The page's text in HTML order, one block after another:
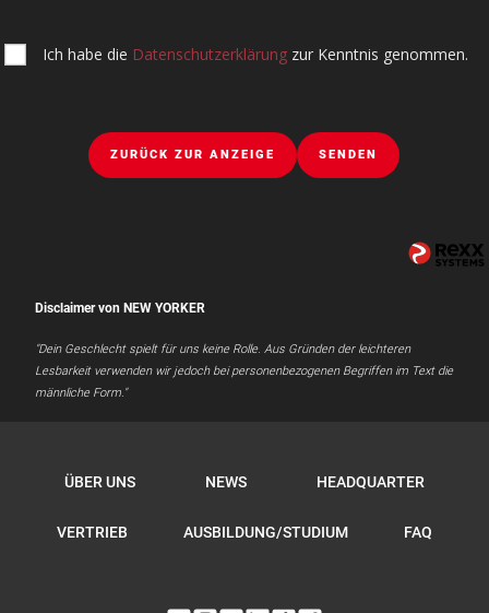
Ich habe die Datenschutzerklärung zur Kenntnis genommen.
ZURÜCK ZUR ANZEIGE SENDEN
Disclaimer von NEW YORKER
"Dein Geschlecht spielt für uns keine Rolle. Aus Gründen der leichteren
Lesbarkeit verwenden wir jedoch bei personenbezogenen Begriffen im Text die
männliche Form."
ÜBER UNS NEWS HEADQUARTER
VERTRIEB AUSBILDUNG/STUDIUM FAQ